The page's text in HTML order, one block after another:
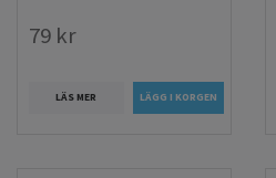
79 kr
LÄS MER